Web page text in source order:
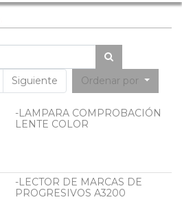
Siguiente Ordenar por
-LAMPARA COMPROBACIÓN
LENTE COLOR
-LECTOR DE MARCAS DE
PROGRESIVOS A3200